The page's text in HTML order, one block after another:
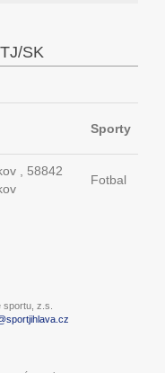
SK
Sporty
, 58842
Fotbal
z.s.